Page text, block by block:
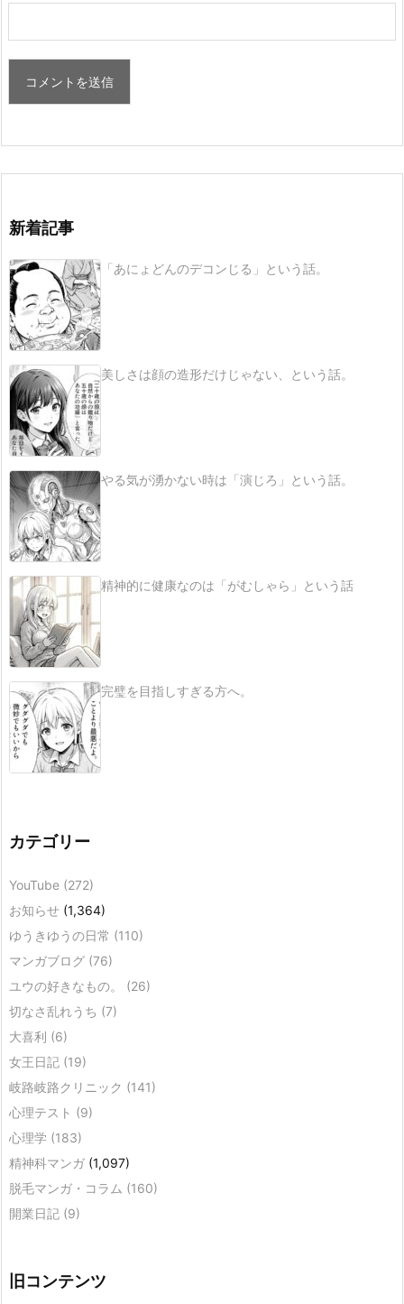
新着記事
「あにょどんのデコンじる」という話。
美しさは顔の造形だけじゃない、という話。
やる気が湧かない時は「演じろ」という話。
精神的に健康なのは「がむしゃら」という話
完璧を目指しすぎる方へ。
カテゴリー
YouTube (272)
お知らせ (1,364)
ゆうきゆうの日常 (110)
マンガブログ (76)
ユウの好きなもの。 (26)
切なさ乱れうち (7)
大喜利 (6)
女王日記 (19)
岐路岐路クリニック (141)
心理テスト (9)
心理学 (183)
精神科マンガ (1,097)
脱毛マンガ・コラム (160)
開業日記 (9)
旧コンテンツ